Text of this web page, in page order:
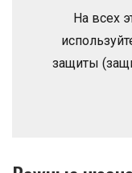
На всех
защиты